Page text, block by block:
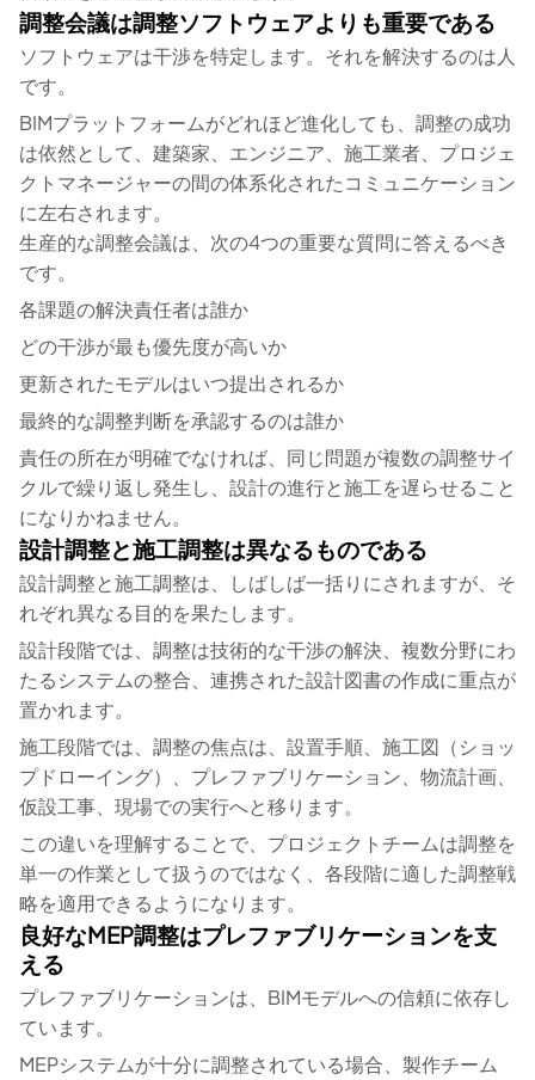
調整会議は調整ソフトウェアよりも重要である
ソフトウェアは干渉を特定します。それを解決するのは人
です。
BIMプラットフォームがどれほど進化しても、調整の成功
は依然として、建築家、エンジニア、施工業者、プロジェ
クトマネージャーの間の体系化されたコミュニケーション
に左右されます。
生産的な調整会議は、次の4つの重要な質問に答えるべき
です。
各課題の解決責任者は誰か
どの干渉が最も優先度が高いか
更新されたモデルはいつ提出されるか
最終的な調整判断を承認するのは誰か
責任の所在が明確でなければ、同じ問題が複数の調整サイ
クルで繰り返し発生し、設計の進行と施工を遅らせること
になりかねません。
設計調整と施工調整は異なるものである
設計調整と施工調整は、しばしば一括りにされますが、そ
れぞれ異なる目的を果たします。
設計段階では、調整は技術的な干渉の解決、複数分野にわ
たるシステムの整合、連携された設計図書の作成に重点が
置かれます。
施工段階では、調整の焦点は、設置手順、施工図（ショッ
プドローイング）、プレファブリケーション、物流計画、
仮設工事、現場での実行へと移ります。
この違いを理解することで、プロジェクトチームは調整を
単一の作業として扱うのではなく、各段階に適した調整戦
略を適用できるようになります。
良好なMEP調整はプレファブリケーションを支
える
プレファブリケーションは、BIMモデルへの信頼に依存し
ています。
MEPシステムが十分に調整されている場合、製作チーム